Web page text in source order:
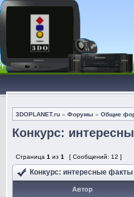
3DOPLANET.ru » Форумы » Общие
Конкурс:
Страница 1 из 1 [ Сообщений: 12 ]
Конкурс: интересные факты
Автор